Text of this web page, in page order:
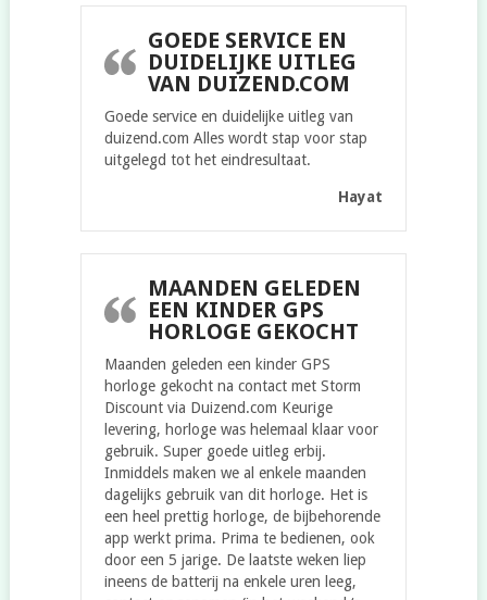
GOEDE SERVICE EN
DUIDELIJKE UITLEG
VAN DUIZEND.COM
Goede service en duidelijke uitleg van
duizend.com Alles wordt stap voor stap
uitgelegd tot het eindresultaat.
Hayat
MAANDEN GELEDEN
EEN KINDER GPS
HORLOGE GEKOCHT
Maanden geleden een kinder GPS
horloge gekocht na contact met Storm
Discount via Duizend.com Keurige
levering, horloge was helemaal klaar voor
gebruik. Super goede uitleg erbij.
Inmiddels maken we al enkele maanden
dagelijks gebruik van dit horloge. Het is
een heel prettig horloge, de bijbehorende
app werkt prima. Prima te bedienen, ook
door een 5 jarige. De laatste weken liep
ineens de batterij na enkele uren leeg,